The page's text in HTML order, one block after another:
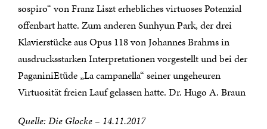
sospiro“ von Franz Liszt erhebliches virtuoses Potenzial
offenbart hatte. Zum anderen Sunhyun Park, der drei
Klavierstücke aus Opus 118 von Johannes Brahms in
ausdrucksstarken Interpretationen vorgestellt und bei der
PaganiniEtüde „La campanella“ seiner ungeheuren
Virtuosität freien Lauf gelassen hatte. Dr. Hugo A. Braun
Quelle: Die Glocke – 14.11.2017